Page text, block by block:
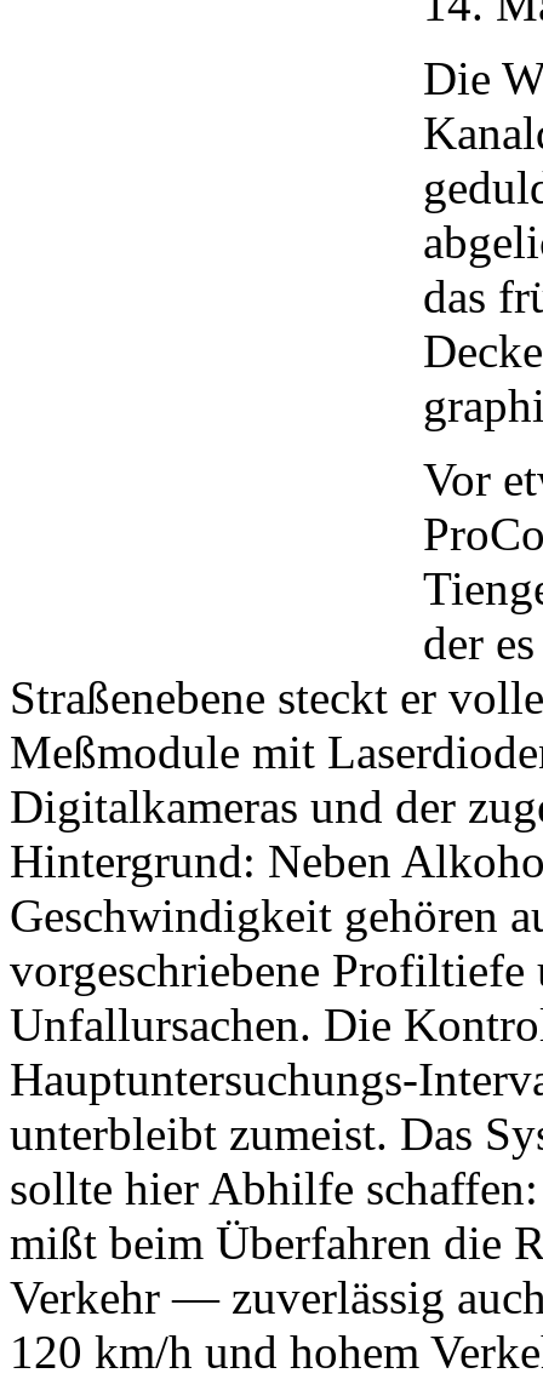
Die
das
Vor
der
Straßenebene steckt er
Meßmodule mit
Digitalkameras und der
Hintergrund: Neben
Geschwindigkeit gehören
vorgeschriebene Profiltiefe
Unfallursachen. Die
Hauptuntersuchungs-
unterbleibt zumeist. Das
sollte hier Abhilfe
mißt beim Überfahren die
Verkehr — zuverlässig
120 km/h und hohem